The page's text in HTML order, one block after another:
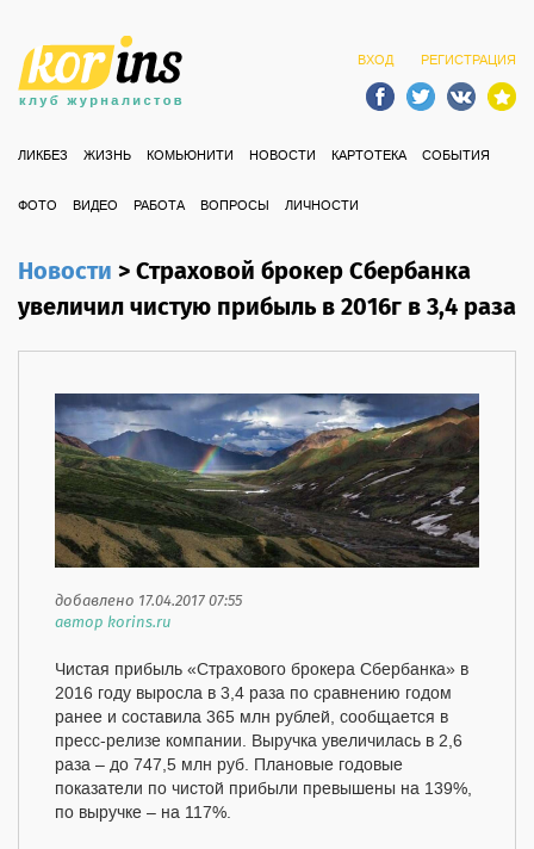
ВХОД РЕГИСТРАЦИЯ
ЛИКБЕЗ ЖИЗНЬ КОМЬЮНИТИ НОВОСТИ КАРТОТЕКА СОБЫТИЯ
ФОТО ВИДЕО РАБОТА ВОПРОСЫ ЛИЧНОСТИ
Новости>Страховой брокер Сбербанка
увеличил чистую прибыль в 2016г в 3,4 раза
добавлено 17.04.2017 07:55
автор korins.ru
Чистая прибыль «Страхового брокера Сбербанка» в
2016 году выросла в 3,4 раза по сравнению годом
ранее и составила 365 млн рублей, сообщается в
пресс-релизе компании. Выручка увеличилась в 2,6
раза – до 747,5 млн руб. Плановые годовые
показатели по чистой прибыли превышены на 139%,
по выручке – на 117%.